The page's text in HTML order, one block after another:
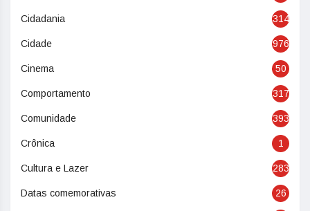
Cidadania 314
Cidade 976
Cinema 50
Comportamento 317
Comunidade 393
Crônica 1
Cultura e Lazer 283
Datas comemorativas 26